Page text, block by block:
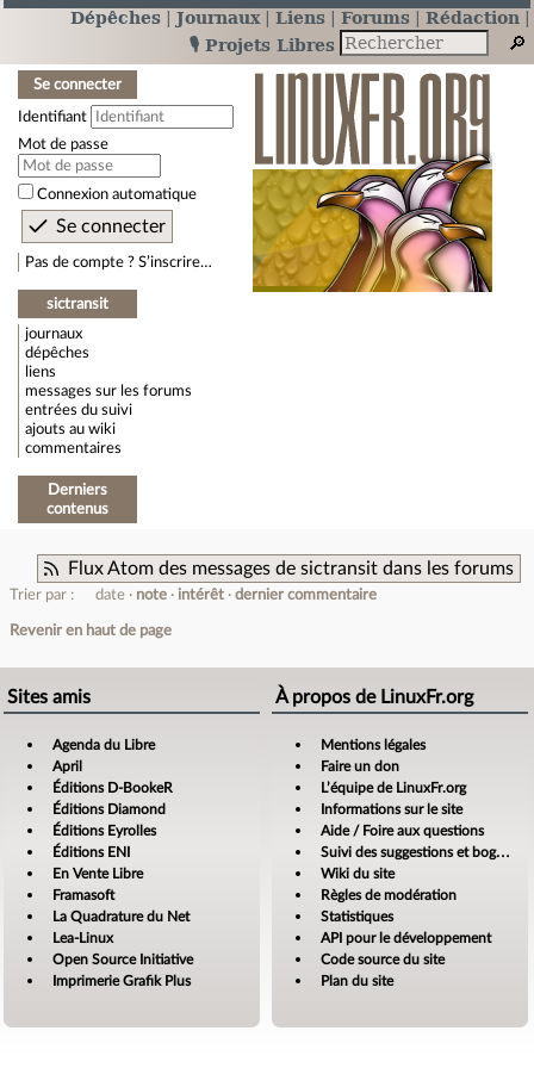
Dépêches Journaux Liens Forums
Rédaction
🎙️ Projets Libres
Se connecter
Identifiant
Mot de passe
Connexion automatique
Pas de compte ? S’inscrire…
sictransit
journaux
dépêches
liens
messages sur les forums
entrées du suivi
ajouts au wiki
commentaires
Derniers
contenus
Flux Atom des messages de sictransit dans les forums
Trier par : date note intérêt dernier commentaire
Revenir en haut de page
Sites amis
Agenda du Libre
April
Éditions D-BookeR
Éditions Diamond
Éditions Eyrolles
Éditions ENI
En Vente Libre
Framasoft
La Quadrature du Net
Lea-Linux
Open Source Initiative
Imprimerie Grafik Plus
À propos de LinuxFr.org
Mentions légales
Faire un don
L’équipe de LinuxFr.org
Informations sur le site
Aide / Foire aux questions
Suivi des suggestions et bogues
Wiki du site
Règles de modération
Statistiques
API pour le développement
Code source du site
Plan du site